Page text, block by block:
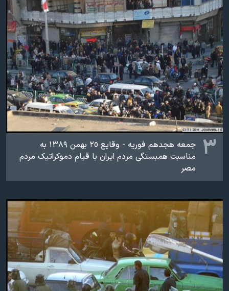
۳
جمعه هجدهم فوریه - وقایع ٢٥ بهمن ۱۳۸۹ به
مناسبت همبستگی مردم ایران با قیام دموکراتیک مردم
مصر